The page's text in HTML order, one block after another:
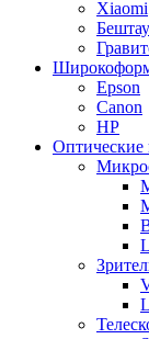
Xiaomi
Бештау
Epson
Canon
HP